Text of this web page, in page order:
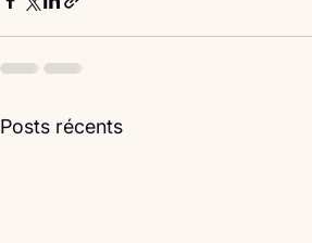
Posts récents